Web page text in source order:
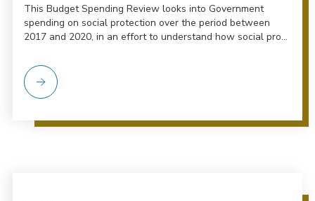
This Budget Spending Review looks into Government
spending on social protection over the period between
2017 and 2020, in an effort to understand how social pro...